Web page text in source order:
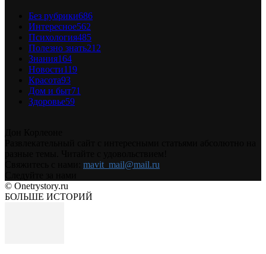
Без рубрики686
Интересное562
Психология485
Полезно знать212
Знания164
Новости119
Красота93
Дом и быт71
Здоровье59
mavit_mail@mail.ru
© Onetrystory.ru
БОЛЬШЕ ИСТОРИЙ